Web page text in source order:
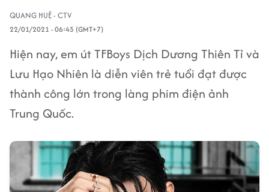
QUANG HUỆ - CTV
22/01/2021 - 06:45 (GMT+7)
Hiện nay, em út TFBoys Dịch Dương Thiên Tỉ và
Lưu Hạo Nhiên là diễn viên trẻ tuổi đạt được
thành công lớn trong làng phim điện ảnh
Trung Quốc.